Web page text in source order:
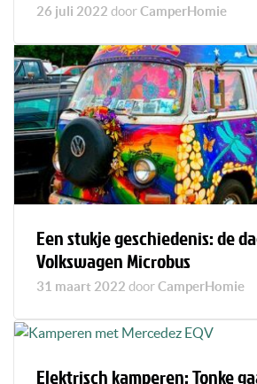
26 juli 2022 doorCamperHomie
Een stukje geschiedenis: de
Volkswagen Microbus
31 maart 2022 doorCamperHomie
Elektrisch kamperen; Tonke